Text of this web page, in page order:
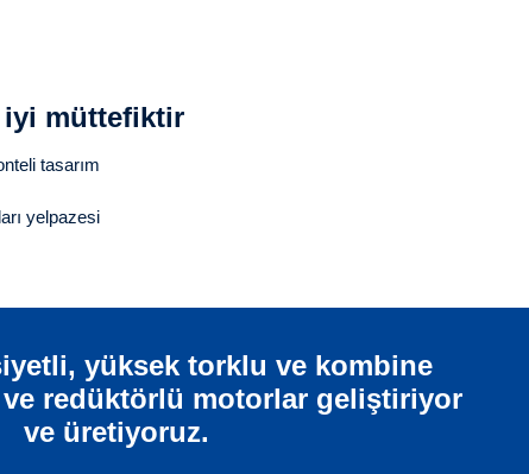
iyi müttefiktir
tasarım
yelpazesi
yüksek torklu ve kombine
redüktörlü motorlar geliştiriyor
ve üretiyoruz.